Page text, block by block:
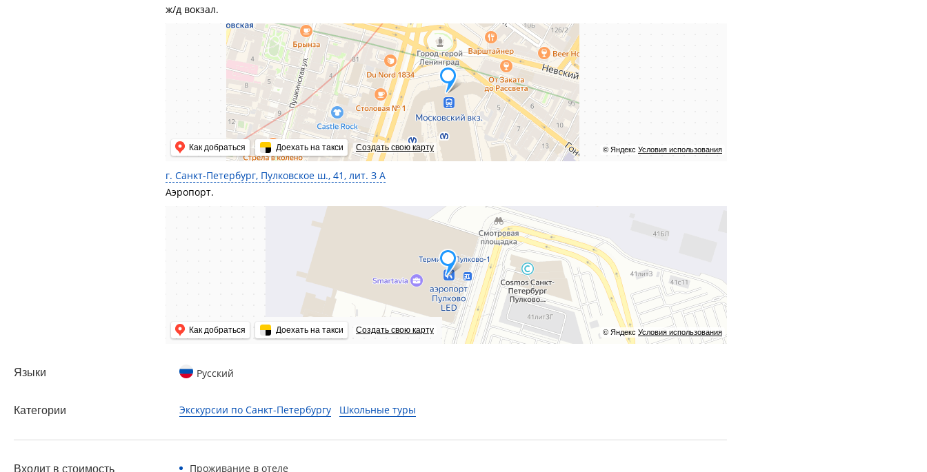
ж/д вокзал.
© Яндекс Условия использования
Как добраться Доехать на такси Создать свою карту
г. Санкт-Петербург, Пулковское ш., 41, лит. З А
Аэропорт.
© Яндекс Условия использования
Как добраться Доехать на такси Создать свою карту
Языки Русский
Категории Экскурсии по Санкт-Петербургу Школьные туры
Входит в стоимость
Проживание в отеле